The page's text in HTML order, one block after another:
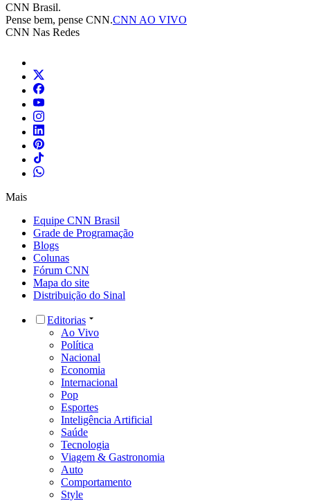
CNN Brasil.
Pense bem, pense CNN.CNN AO VIVO
CNN Nas Redes
Mais
Equipe CNN Brasil
Grade de Programação
Blogs
Colunas
Fórum CNN
Mapa do site
Distribuição do Sinal
Editorias
Ao Vivo
Política
Nacional
Economia
Internacional
Pop
Esportes
Inteligência Artificial
Saúde
Tecnologia
Viagem & Gastronomia
Auto
Comportamento
Style